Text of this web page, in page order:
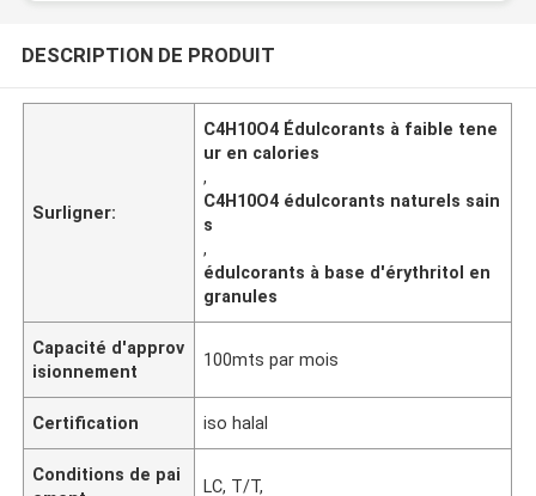
DESCRIPTION DE PRODUIT
Surligner:
C4H10O4 Édulcorants à faible tene
ur en calories
,
C4H10O4 édulcorants naturels sain
s
,
édulcorants à base d'érythritol en
granules
Capacité d'approv
isionnement
100mts par mois
Certification iso halal
Conditions de pai
LC, T/T,